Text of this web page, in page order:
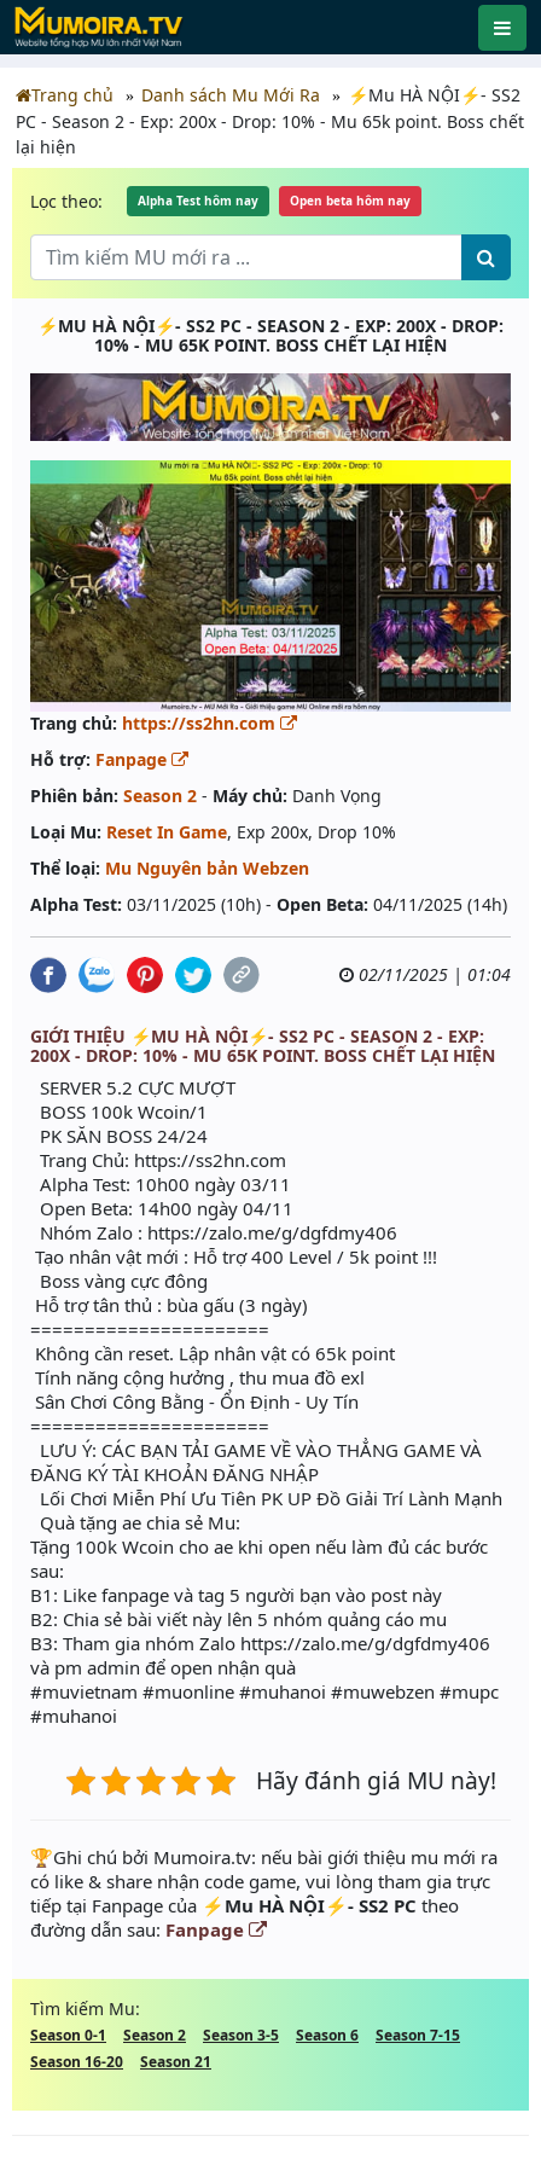
Trang chủ Danh sách Mu Mới Ra
⚡Mu HÀ NỘI⚡- SS2
PC - Season 2 - Exp: 200x - Drop: 10% - Mu 65k point. Boss chết
lại hiện
Lọc theo: Alpha Test hôm nay Open beta hôm nay
⚡MU HÀ NỘI⚡- SS2 PC - SEASON 2 - EXP: 200X - DROP:
10% - MU 65K POINT. BOSS CHẾT LẠI HIỆN
Trang chủ: https://ss2hn.com
Hỗ trợ: Fanpage
Phiên bản: Season 2 - Máy chủ: Danh Vọng
Loại Mu: Reset In Game, Exp 200x, Drop 10%
Thể loại: Mu Nguyên bản Webzen
Alpha Test: 03/11/2025 (10h) - Open Beta: 04/11/2025 (14h)
02/11/2025 | 01:04
GIỚI THIỆU ⚡MU HÀ NỘI⚡- SS2 PC - SEASON 2 - EXP:
200X - DROP: 10% - MU 65K POINT. BOSS CHẾT LẠI HIỆN
SERVER 5.2 CỰC MƯỢT
BOSS 100k Wcoin/1
PK SĂN BOSS 24/24
Trang Chủ: https://ss2hn.com
Alpha Test: 10h00 ngày 03/11
Open Beta: 14h00 ngày 04/11
Nhóm Zalo : https://zalo.me/g/dgfdmy406
Tạo nhân vật mới : Hỗ trợ 400 Level / 5k point !!!
Boss vàng cực đông
Hỗ trợ tân thủ : bùa gấu (3 ngày)
======================
Không cần reset. Lập nhân vật có 65k point
Tính năng cộng hưởng , thu mua đồ exl
Sân Chơi Công Bằng - Ổn Định - Uy Tín
======================
LƯU Ý: CÁC BẠN TẢI GAME VỀ VÀO THẲNG GAME VÀ
ĐĂNG KÝ TÀI KHOẢN ĐĂNG NHẬP
Lối Chơi Miễn Phí Ưu Tiên PK UP Đồ Giải Trí Lành Mạnh
Quà tặng ae chia sẻ Mu:
Tặng 100k Wcoin cho ae khi open nếu làm đủ các bước
sau:
B1: Like fanpage và tag 5 người bạn vào post này
B2: Chia sẻ bài viết này lên 5 nhóm quảng cáo mu
B3: Tham gia nhóm Zalo https://zalo.me/g/dgfdmy406
và pm admin để open nhận quà
#muvietnam #muonline #muhanoi #muwebzen #mupc
#muhanoi
Hãy đánh giá MU này!
️🏆Ghi chú bởi Mumoira.tv: nếu bài giới thiệu mu mới ra
có like & share nhận code game, vui lòng tham gia trực
tiếp tại Fanpage của ⚡Mu HÀ NỘI⚡- SS2 PC theo
đường dẫn sau: Fanpage
Tìm kiếm Mu:
Season 0-1 Season 2 Season 3-5 Season 6
Season 7-15
Season 16-20
Season 21